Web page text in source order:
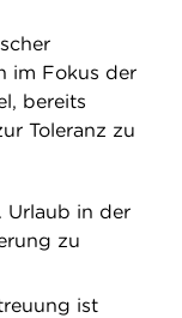
im Fokus der
bereits
Toleranz zu
Urlaub in der
zu
ist